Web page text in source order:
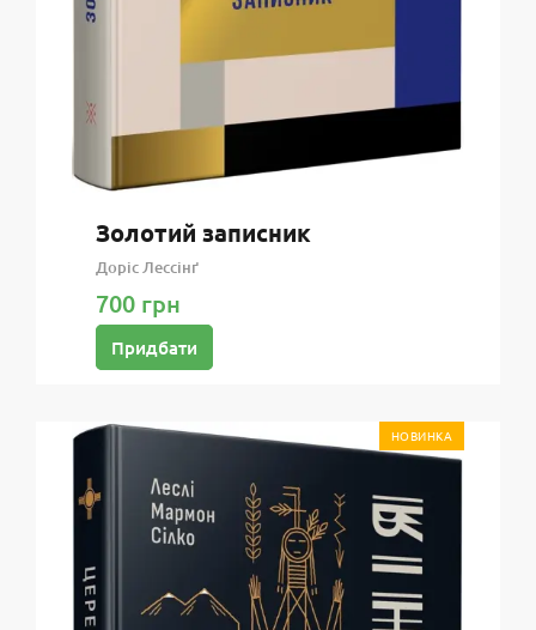
Золотий записник
Доріс Лессінґ
700 грн
Придбати
НОВИНКА